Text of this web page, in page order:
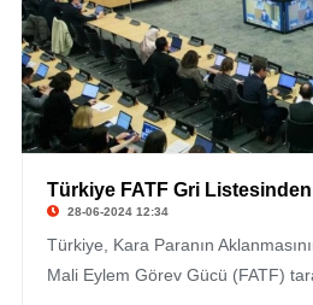
Türkiye FATF Gri Listesinden
28-06-2024 12:34
Türkiye, Kara Paranın
Mali Eylem Görev Gücü (FATF)